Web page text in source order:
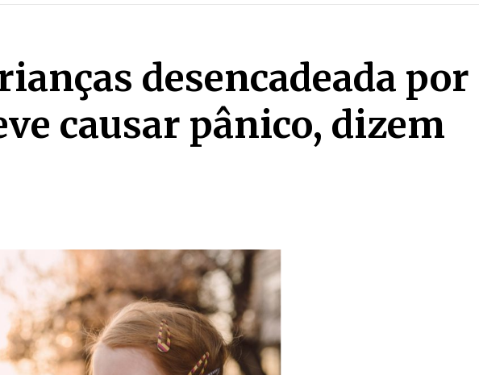
desencadeada por
causar pânico, dizem